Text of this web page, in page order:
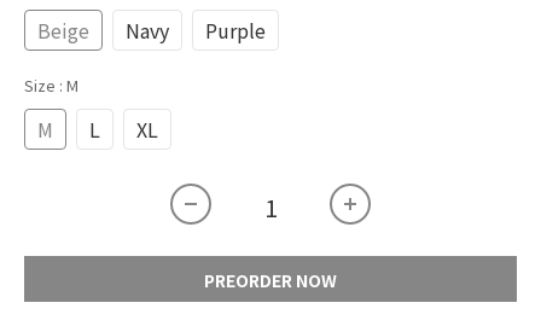
Beige Navy Purple
Size : M
M L XL
PREORDER NOW